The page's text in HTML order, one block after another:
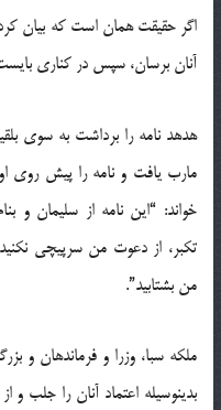
اگر حقیقت همان است كه بیان
آنان برسان، سپس در كناری
هدهد نامه را برداشت به سوی
مارب یافت و نامه را پیش روی
خواند: “این نامه از سلیمان و
تكبر، از دعوت من سرپیچی
من بشتابید”.
ملكه سبا، وزرا و فرماندهان و
بدینوسیله اعتماد آنان را جلب و